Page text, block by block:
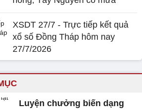
XSDT 27/7 - Trực tiếp kết quả
xổ số Đồng Tháp hôm nay
27/7/2026
Luyện chưởng biến dạng